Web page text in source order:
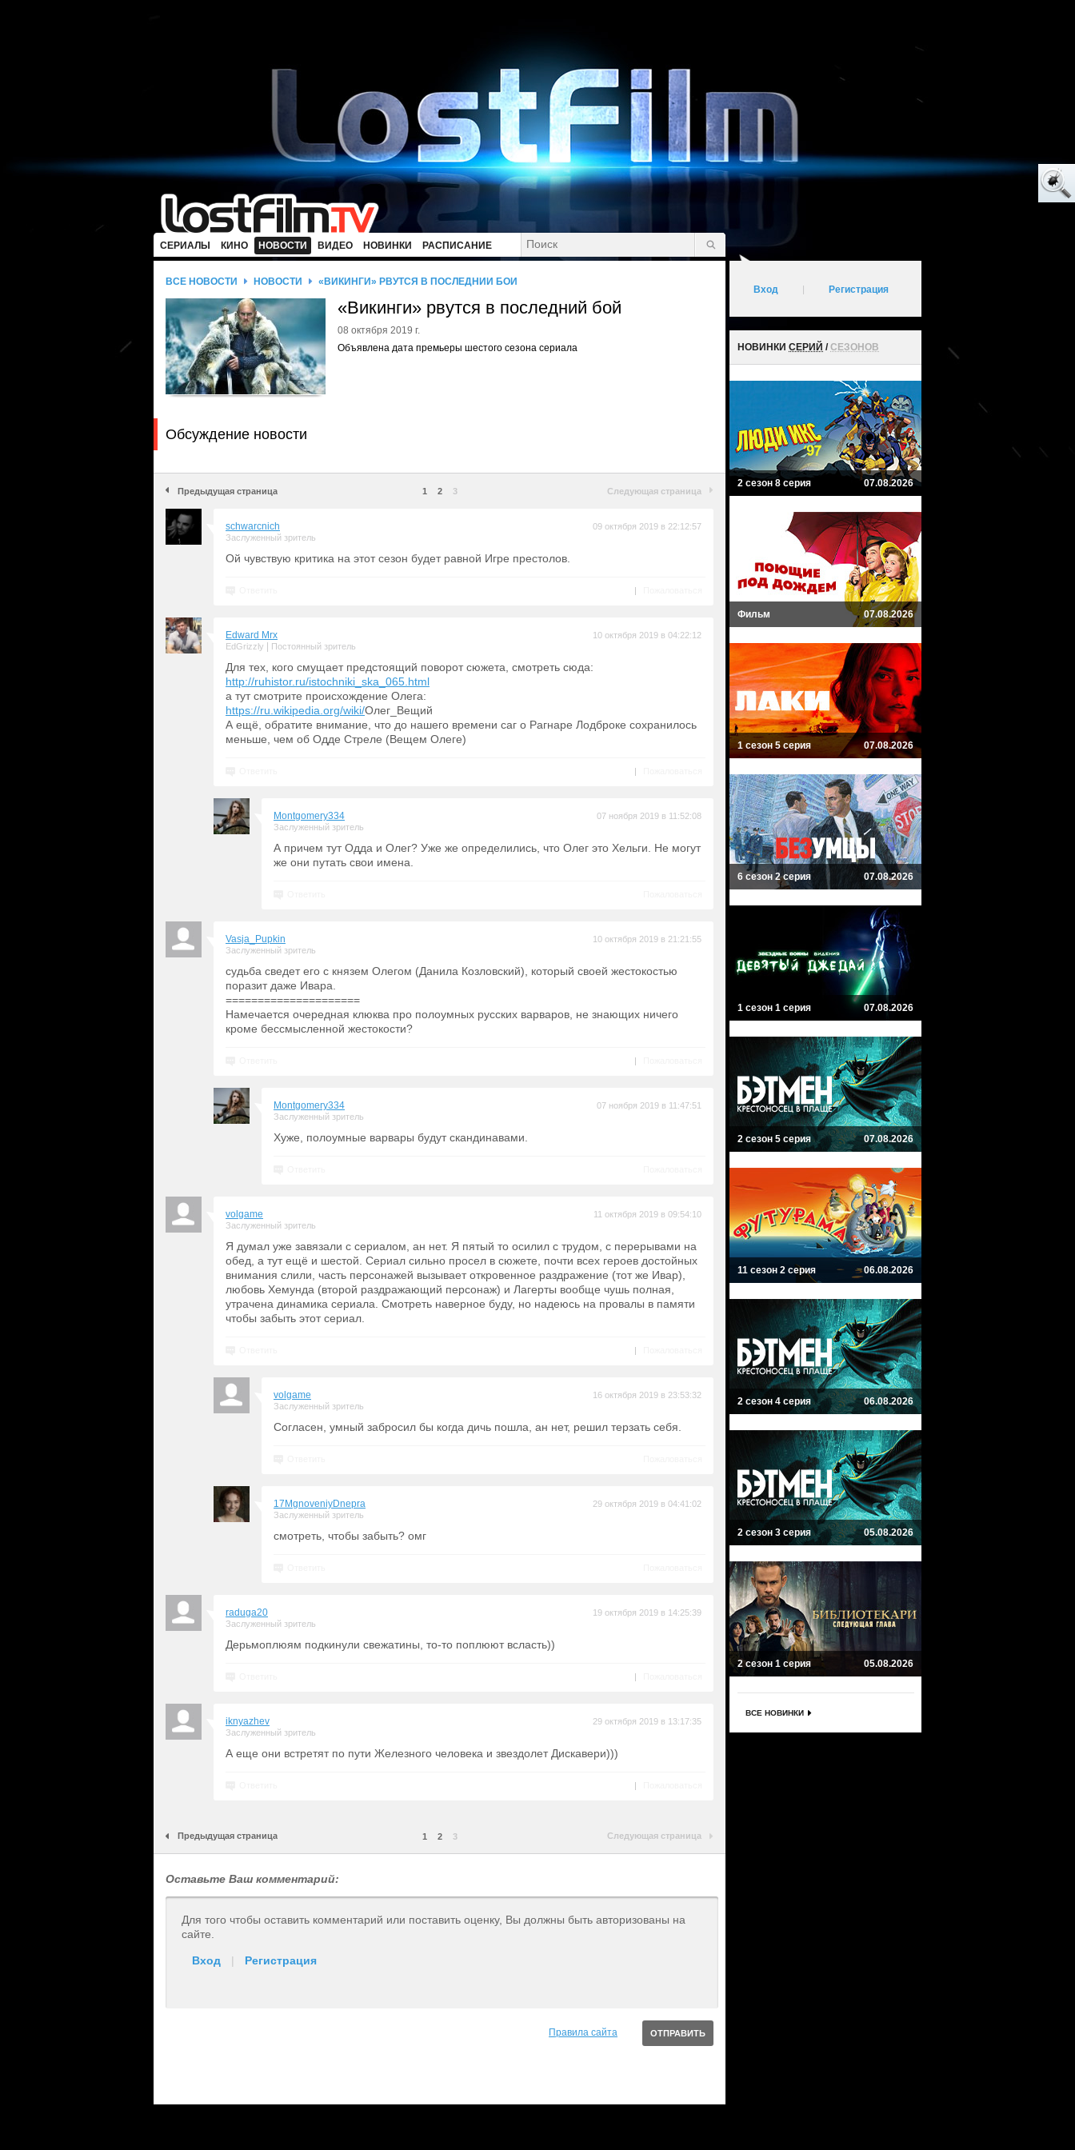
СЕРИАЛЫ КИНО НОВОСТИ ВИДЕО НОВИНКИ РАСПИСАНИЕ
ВСЕ НОВОСТИ НОВОСТИ «ВИКИНГИ» РВУТСЯ В ПОСЛЕДНИЙ БОЙ
«Викинги» рвутся в последний бой
08 октября 2019 г.
Объявлена дата премьеры шестого сезона сериала
Обсуждение новости
Предыдущая страница 1 2 3 Следующая страница
schwarcnich
Заслуженный зритель
09 октября 2019 в 22:12:57
Ой чувствую критика на этот сезон будет равной Игре престолов.
|
Edward Mrx
EdGrizzly Постоянный зритель
10 октября 2019 в 04:22:12
Для тех, кого смущает предстоящий поворот сюжета, смотреть сюда:
http://ruhistor.ru/istochniki_ska_065.html
а тут смотрите происхождение Олега:
https://ru.wikipedia.org/wiki/Олег_Вещий
А ещё, обратите внимание, что до нашего времени саг о Рагнаре Лодброке сохранилось
меньше, чем об Одде Стреле (Вещем Олеге)
|
Montgomery334
Заслуженный зритель
07 ноября 2019 в 11:52:08
А причем тут Одда и Олег? Уже же определились, что Олег это Хельги. Не могут
же они путать свои имена.
Vasja_Pupkin
Заслуженный зритель
10 октября 2019 в 21:21:55
судьба сведет его с князем Олегом (Данила Козловский), который своей жестокостью
поразит даже Ивара.
=====================
Намечается очередная клюква про полоумных русских варваров, не знающих ничего
кроме бессмысленной жестокости?
|
Montgomery334
Заслуженный зритель
07 ноября 2019 в 11:47:51
Хуже, полоумные варвары будут скандинавами.
volgame
Заслуженный зритель
11 октября 2019 в 09:54:10
Я думал уже завязали с сериалом, ан нет. Я пятый то осилил с трудом, с перерывами на
обед, а тут ещё и шестой. Сериал сильно просел в сюжете, почти всех героев достойных
внимания слили, часть персонажей вызывает откровенное раздражение (тот же Ивар),
любовь Хемунда (второй раздражающий персонаж) и Лагерты вообще чушь полная,
утрачена динамика сериала. Смотреть наверное буду, но надеюсь на провалы в памяти
чтобы забыть этот сериал.
|
volgame
Заслуженный зритель
16 октября 2019 в 23:53:32
Согласен, умный забросил бы когда дичь пошла, ан нет, решил терзать себя.
17MgnoveniyDnepra
Заслуженный зритель
29 октября 2019 в 04:41:02
смотреть, чтобы забыть? омг
raduga20
Заслуженный зритель
19 октября 2019 в 14:25:39
Дерьмоплюям подкинули свежатины, то-то поплюют всласть))
|
iknyazhev
Заслуженный зритель
29 октября 2019 в 13:17:35
А еще они встретят по пути Железного человека и звездолет Дискавери)))
|
Предыдущая страница 1 2 3 Следующая страница
Оставьте Ваш комментарий:
Для того чтобы оставить комментарий или поставить оценку, Вы должны быть авторизованы на
сайте.
Вход | Регистрация
Правила сайта
Вход Регистрация
НОВИНКИ СЕРИЙ /СЕЗОНОВ
2 сезон 8 серия 07.08.2026
Фильм 07.08.2026
1 сезон 5 серия 07.08.2026
6 сезон 2 серия 07.08.2026
1 сезон 1 серия 07.08.2026
2 сезон 5 серия 07.08.2026
11 сезон 2 серия 06.08.2026
2 сезон 4 серия 06.08.2026
2 сезон 3 серия 05.08.2026
2 сезон 1 серия 05.08.2026
ВСЕ НОВИНКИ